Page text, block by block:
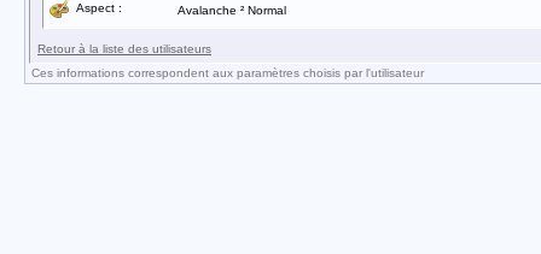
Aspect :
Avalanche ² Normal
Retour à la liste des utilisateurs
Ces informations correspondent aux paramètres choisis par l'utilisateur